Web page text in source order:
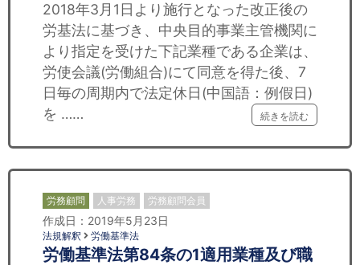
2018年3月1日より施行となった改正後の
労基法に基づき、中央目的事業主管機関に
より指定を受けた下記業種である企業は、
労使会議(労働組合)にて同意を得た後、7
日毎の周期内で法定休日(中国語：例假日)
を ……
続きを読む
労務顧問 人事労務 労務顧問会員
作成日：2019年5月23日
法規解釈 労働基準法
労働基準法第84条の1適用業種及び職